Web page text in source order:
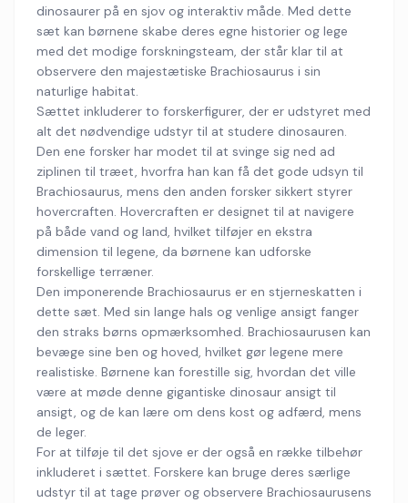
dinosaurer på en sjov og interaktiv måde. Med dette
sæt kan børnene skabe deres egne historier og lege
med det modige forskningsteam, der står klar til at
observere den majestætiske Brachiosaurus i sin
naturlige habitat.
Sættet inkluderer to forskerfigurer, der er udstyret med
alt det nødvendige udstyr til at studere dinosauren.
Den ene forsker har modet til at svinge sig ned ad
ziplinen til træet, hvorfra han kan få det gode udsyn til
Brachiosaurus, mens den anden forsker sikkert styrer
hovercraften. Hovercraften er designet til at navigere
på både vand og land, hvilket tilføjer en ekstra
dimension til legene, da børnene kan udforske
forskellige terræner.
Den imponerende Brachiosaurus er en stjerneskatten i
dette sæt. Med sin lange hals og venlige ansigt fanger
den straks børns opmærksomhed. Brachiosaurusen kan
bevæge sine ben og hoved, hvilket gør legene mere
realistiske. Børnene kan forestille sig, hvordan det ville
være at møde denne gigantiske dinosaur ansigt til
ansigt, og de kan lære om dens kost og adfærd, mens
de leger.
For at tilføje til det sjove er der også en række tilbehør
inkluderet i sættet. Forskere kan bruge deres særlige
udstyr til at tage prøver og observere Brachiosaurusens